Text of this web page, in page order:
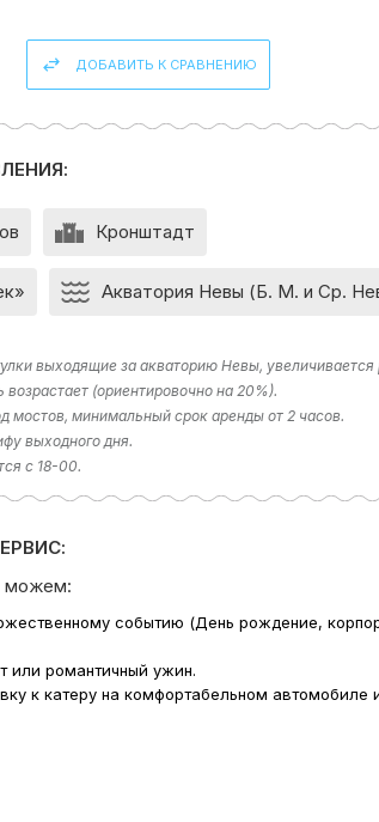
ДОБАВИТЬ К СРАВНЕНИЮ
Кронштадт
Акватория Невы (Б. М. и Ср.
выходящие за акваторию Невы, увеличивается
(ориентировочно на 20%).
мостов, минимальный срок аренды от 2 часов.
выходного дня.
с 18-00.
можем:
событию (День рождение,
или романтичный ужин.
к катеру на комфортабельном автомобиле